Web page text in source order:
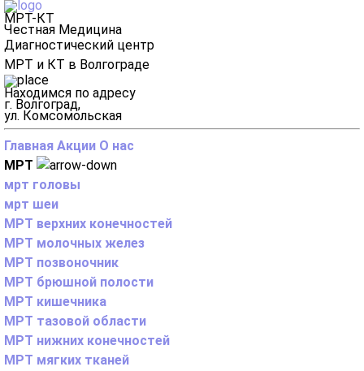
МРТ-КТ
Честная Медицина
Диагностический центр
МРТ и КТ в Волгограде
Находимся по адресу
г. Волгоград,
ул. Комсомольская
Главная Акции О нас
МРТ
мрт головы
мрт шеи
МРТ верхних конечностей
МРТ молочных желез
МРТ позвоночник
МРТ брюшной полости
МРТ кишечника
МРТ тазовой области
МРТ нижних конечностей
МРТ мягких тканей